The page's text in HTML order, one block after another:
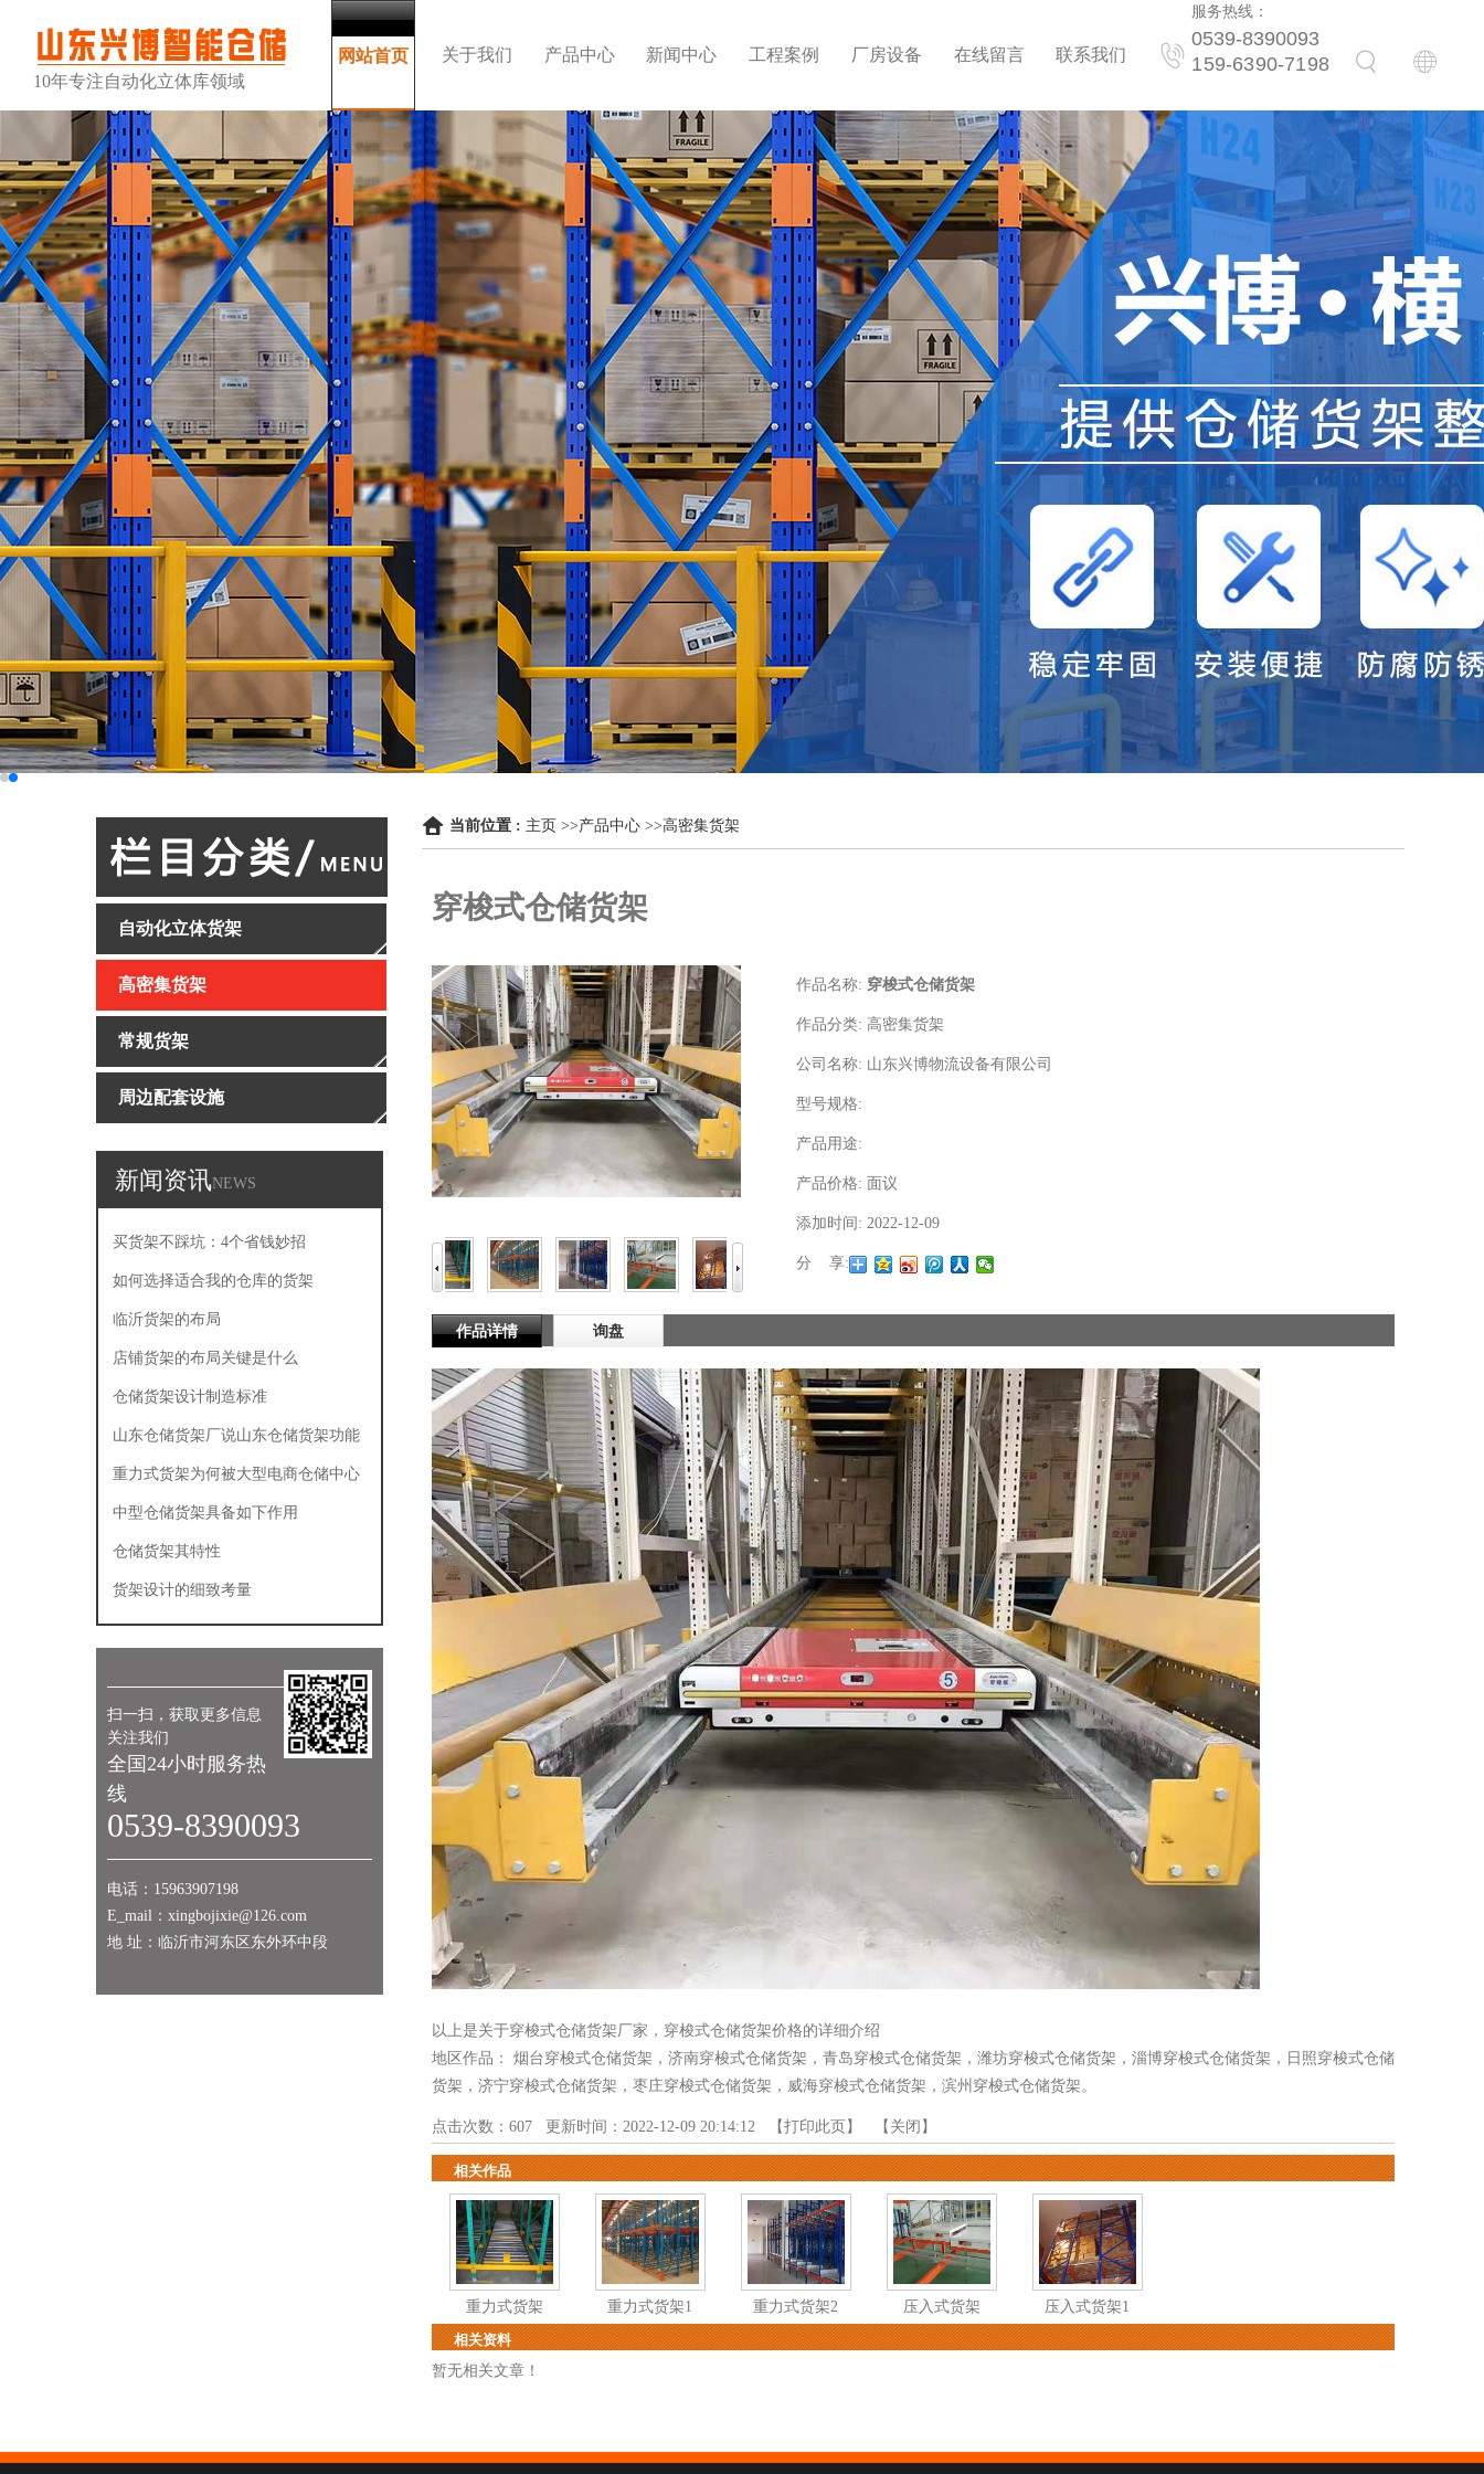
10年专注自动化立体库领域
网站首页 关于我们 产品中心 新闻中心 工程案例 厂房设备 在线留言 联系我们
服务热线：
0539-8390093
159-6390-7198
自动化立体货架
高密集货架
常规货架
周边配套设施
新闻资讯NEWS
买货架不踩坑：4个省钱妙招
如何选择适合我的仓库的货架
临沂货架的布局
店铺货架的布局关键是什么
仓储货架设计制造标准
山东仓储货架厂说山东仓储货架功能
有哪些
重力式货架为何被大型电商仓储中心
使用
中型仓储货架具备如下作用
仓储货架其特性
货架设计的细致考量
扫一扫，获取更多信息
关注我们
全国24小时服务热
线
0539-8390093
电话：15963907198
E_mail：xingbojixie@126.com
地 址：临沂市河东区东外环中段
当前位置 : 主页 >>产品中心 >>高密集货架
穿梭式仓储货架
作品名称: 穿梭式仓储货架
作品分类: 高密集货架
公司名称: 山东兴博物流设备有限公司
型号规格:
产品用途:
产品价格: 面议
添加时间: 2022-12-09
分 享:
作品详情 询盘
以上是关于穿梭式仓储货架厂家，穿梭式仓储货架价格的详细介绍
地区作品： 烟台穿梭式仓储货架 ， 济南穿梭式仓储货架 ， 青岛穿梭式仓储货架 ， 潍坊穿梭式仓储货架 ， 淄博穿梭式仓储货架 ， 日照穿梭式仓储
货架 ， 济宁穿梭式仓储货架 ， 枣庄穿梭式仓储货架 ， 威海穿梭式仓储货架 ， 滨州穿梭式仓储货架 。
点击次数： 607更新时间：2022-12-09 20:14:12 【打印此页】 【 关闭 】
相关作品
重力式货架 重力式货架1 重力式货架2 压入式货架
压入式货架1
相关资料
暂无相关文章！